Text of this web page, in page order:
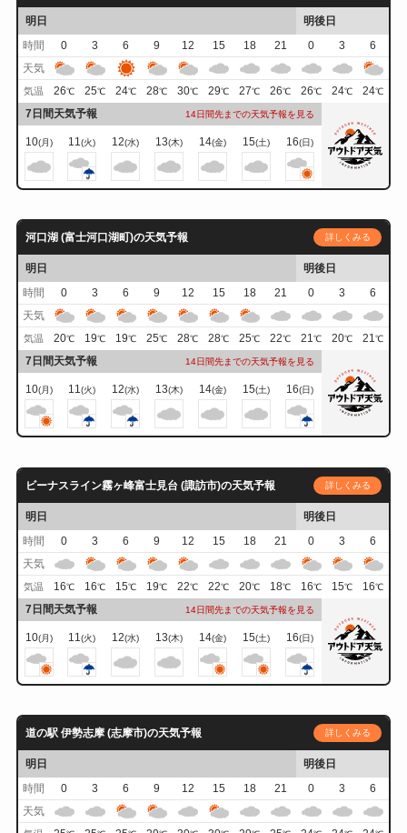
明日
明後日
時間
0 3 6 9 12 15 18 21 0 3
6
天気
気温 26℃ 25℃ 24℃ 28℃ 30℃ 29℃ 27℃ 26℃ 26℃ 24℃ 24℃
7日間天気予報 14日間先までの天気予報を見る
10(月) 11(火) 12(水) 13(木) 14(金) 15(土) 16(日)
河口湖 (富士河口湖町)の天気予報 詳しくみる
明日
明後日
時間
0 3 6 9 12 15 18 21 0 3
6
天気
気温 20℃ 19℃ 19℃ 25℃ 28℃ 28℃ 25℃ 22℃ 21℃ 20℃ 21℃
7日間天気予報 14日間先までの天気予報を見る
10(月) 11(火) 12(水) 13(木) 14(金) 15(土) 16(日)
ビーナスライン霧ヶ峰富士見台 (諏訪市)の天気予報 詳しくみる
明日
明後日
時間
0 3 6 9 12 15 18 21 0 3
6
天気
気温 16℃ 16℃ 15℃ 19℃ 22℃ 22℃ 20℃ 18℃ 16℃ 15℃ 16℃
7日間天気予報 14日間先までの天気予報を見る
10(月) 11(火) 12(水) 13(木) 14(金) 15(土) 16(日)
道の駅 伊勢志摩 (志摩市)の天気予報 詳しくみる
明日
明後日
時間
0 3 6 9 12 15 18 21 0 3
6
天気